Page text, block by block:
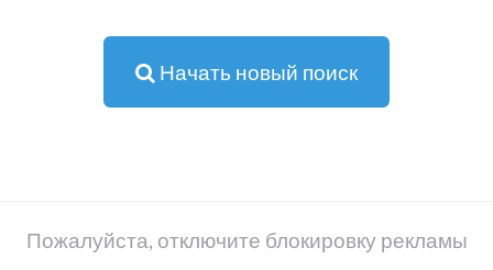
Начать новый поиск
Пожалуйста, отключите блокировку рекламы